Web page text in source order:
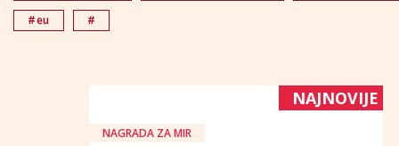
#eu
#
NAJNOVIJE
NAGRADA ZA MIR